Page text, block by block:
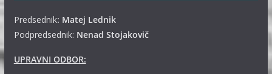
Predsednik: Matej Lednik
Podpredsednik: Nenad Stojakovič
UPRAVNI ODBOR: